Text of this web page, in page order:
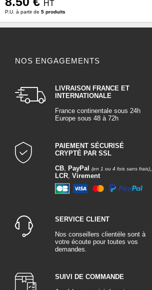
HT
P.U. à partir de 5 produits
NOS ENGAGEMENTS
LIVRAISON FRANCE ET
INTERNATIONALE
France continentale sous 24h
Europe sous 48 à 72h
PAIEMENT SÉCURISÉ
CRYPTÉ PAR SSL
CB, PayPal (en 1 ou 4 fois sans frais),
LCR, Virement
SERVICE CLIENT
Nos conseillers clientèle sont à
votre écoute pour toutes vos
demandes.
SUIVI DE COMMANDE